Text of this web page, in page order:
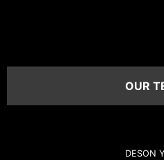
OUR
DESON